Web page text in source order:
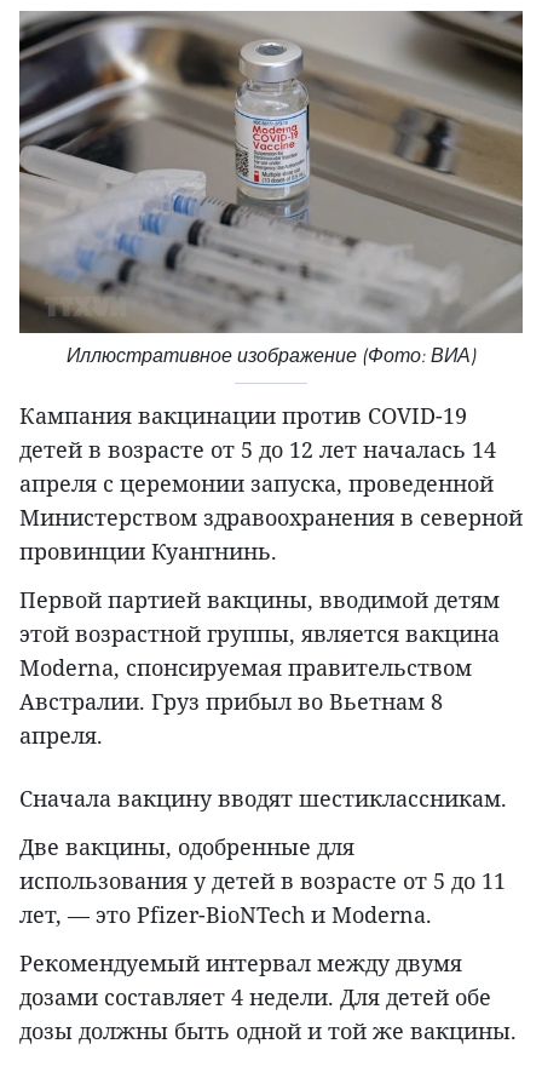
Иллюстративное изображение (Фото: ВИА)
Кампания вакцинации против COVID-19
детей в возрасте от 5 до 12 лет началась 14
апреля с церемонии запуска, проведенной
Министерством здравоохранения в северной
провинции Куангнинь.
Первой партией вакцины, вводимой детям
этой возрастной группы, является вакцина
Moderna, спонсируемая правительством
Австралии. Груз прибыл во Вьетнам 8
апреля.
Сначала вакцину вводят шестиклассникам.
Две вакцины, одобренные для
использования у детей в возрасте от 5 до 11
лет, — это Pfizer-BioNTech и Moderna.
Рекомендуемый интервал между двумя
дозами составляет 4 недели. Для детей обе
дозы должны быть одной и той же вакцины.